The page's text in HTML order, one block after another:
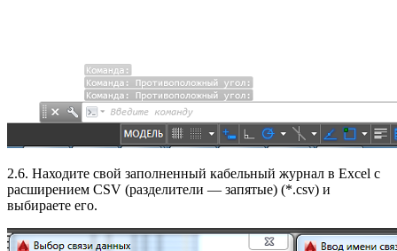
2.6. Находите свой заполненный кабельный журнал в Excel с
расширением CSV (разделители — запятые) (*.csv) и
выбираете его.